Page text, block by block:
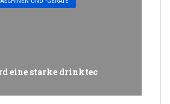
eine starke drinktec